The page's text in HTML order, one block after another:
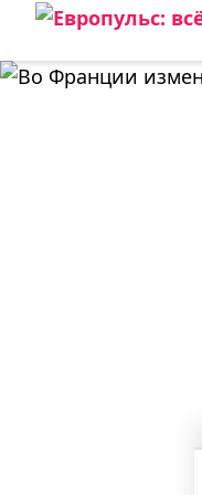
Skip
content
ЕВРОПУЛЬС: